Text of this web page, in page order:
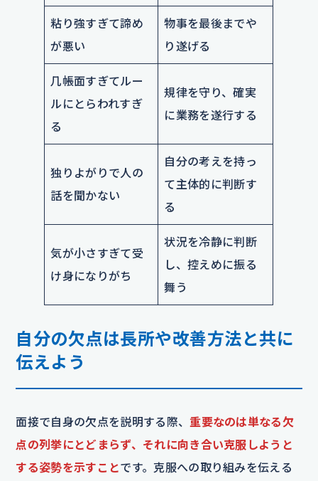
粘り強すぎて諦め
が悪い
物事を最後までや
り遂げる
几帳面すぎてルー
ルにとらわれすぎ
る
規律を守り、確実
に業務を遂行する
独りよがりで人の
話を聞かない
自分の考えを持っ
て主体的に判断す
る
気が小さすぎて受
け身になりがち
状況を冷静に判断
し、控えめに振る
舞う
自分の欠点は長所や改善方法と共に
伝えよう
面接で自身の欠点を説明する際、重要なのは単なる欠
点の列挙にとどまらず、それに向き合い克服しようと
する姿勢を示すことです。克服への取り組みを伝える